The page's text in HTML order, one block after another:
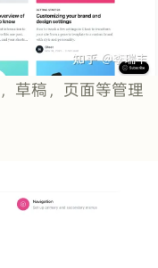
草稿，页面等管理